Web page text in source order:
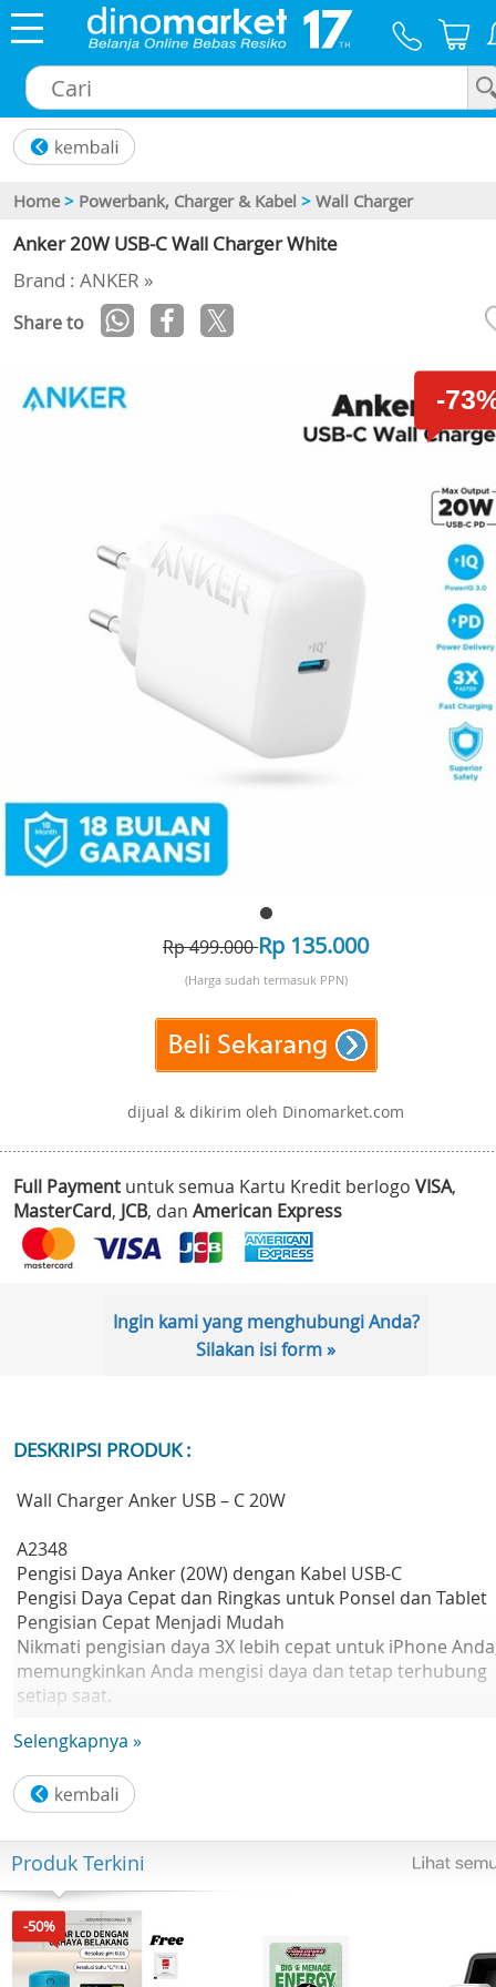
Home > Powerbank, Charger & Kabel > Wall Charger
Anker 20W USB-C Wall Charger White
Brand : ANKER »
Share to
-
Rp 499.000Rp 135.000
(Harga sudah termasuk PPN)
dijual & dikirim oleh Dinomarket.com
Full Payment untuk semua Kartu Kredit berlogo VISA,
MasterCard, JCB, dan American Express
Ingin kami yang menghubungi Anda?
Silakan isi form »
DESKRIPSI PRODUK :
Wall Charger Anker USB – C 20W
A2348
Pengisi Daya Anker (20W) dengan Kabel USB-C
Pengisi Daya Cepat dan Ringkas untuk Ponsel dan Tablet
Pengisian Cepat Menjadi Mudah
Nikmati pengisian daya 3X lebih cepat untuk iPhone
memungkinkan Anda mengisi daya dan tetap terhubung
setiap saat.
Pengisi daya ringkas ini adalah teman perjalanan
pengisian daya di mana pun Anda berada.
Dengan sistem keamanan MultiProtect, Anda dapat
mengisi daya perangkat Anda tanpa khawatir,
bahwa perangkat terlindung dari risiko tegangan
arus berlebih, dan korsleting.
Nikmati kompatibilitas serbaguna dengan berbagai
perangkat, termasuk iPhone, iPad, ponsel Samsung, dan
berbagai perangkat USB-C.
Selengkapnya »
Produk Terkini
-50%